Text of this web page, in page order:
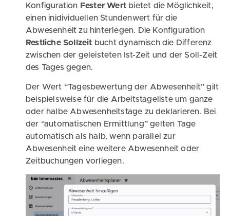
Konfiguration Fester Wert bietet die Möglichkeit,
einen inidividuellen Stundenwert für die
Abwesenheit zu hinterlegen. Die Konfiguration
Restliche Sollzeit bucht dynamisch die Differenz
zwischen der geleisteten Ist-Zeit und der Soll-Zeit
des Tages gegen.
Der Wert “Tagesbewertung der Abwesenheit” gilt
beispielsweise für die Arbeitstageliste um ganze
oder halbe Abwesenheitstage zu deklarieren. Bei
der “automatischen Ermittlung” gelten Tage
automatisch als halb, wenn parallel zur
Abwesenheit eine weitere Abwesenheit oder
Zeitbuchungen vorliegen.